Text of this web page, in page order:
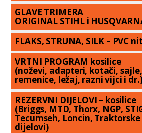
GLAVE TRIMERA
ORIGINAL STIHL i
FLAKS, STRUNA, SILK – PVC
VRTNI PROGRAM kosilice
(noževi, adapteri, kotači,
remenice, ležaj, razni vijci i dr.)
REZERVNI DIJELOVI – kosilice
(Briggs, MTD, Thorx, NGP,
Tecumseh, Loncin,
dijelovi)